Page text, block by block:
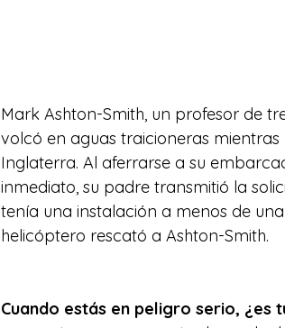
Mark Ashton-Smith, un profesor de
volcó en aguas traicioneras
Inglaterra. Al aferrarse a su
inmediato, su padre transmitió la
tenía una instalación a menos de
helicóptero rescató a Ashton-Smith.
Cuando estás en peligro serio, ¿es